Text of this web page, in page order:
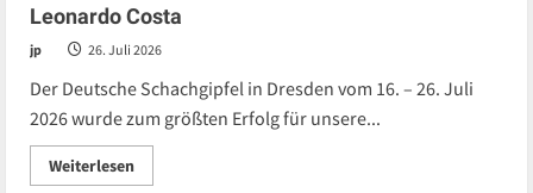
Leonardo Costa
jp 26. Juli 2026
Der Deutsche Schachgipfel in Dresden vom 16. – 26. Juli
2026 wurde zum größten Erfolg für unsere...
WeiterlesenRead
more